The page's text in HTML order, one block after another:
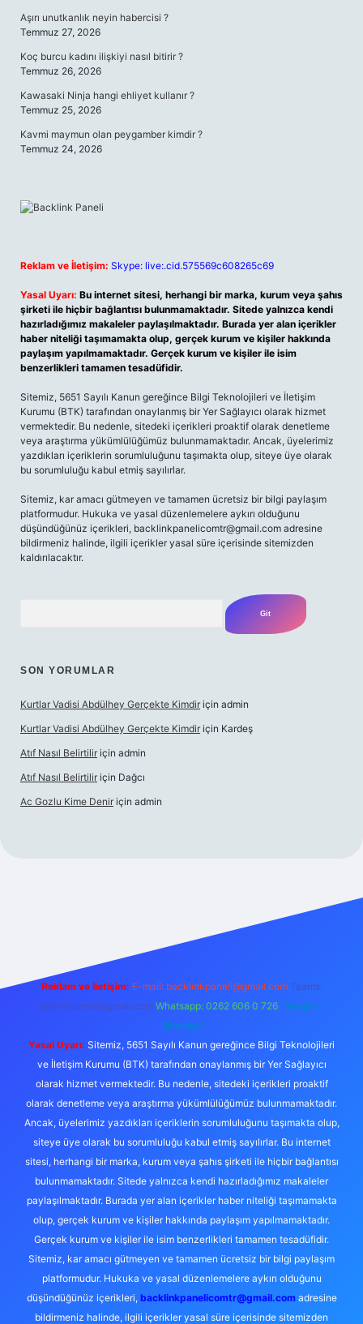
Aşırı unutkanlık neyin habercisi ?
Temmuz 27, 2026
Koç burcu kadını ilişkiyi nasıl bitirir ?
Temmuz 26, 2026
Kawasaki Ninja hangi ehliyet kullanır ?
Temmuz 25, 2026
Kavmi maymun olan peygamber kimdir ?
Temmuz 24, 2026
Reklam ve İletişim: Skype: live:.cid.575569c608265c69
Yasal Uyarı: Bu internet sitesi, herhangi bir marka, kurum veya şahıs
şirketi ile hiçbir bağlantısı bulunmamaktadır. Sitede yalnızca kendi
hazırladığımız makaleler paylaşılmaktadır. Burada yer alan içerikler
haber niteliği taşımamakta olup, gerçek kurum ve kişiler hakkında
paylaşım yapılmamaktadır. Gerçek kurum ve kişiler ile isim
benzerlikleri tamamen tesadüfidir.
Sitemiz, 5651 Sayılı Kanun gereğince Bilgi Teknolojileri ve İletişim
Kurumu (BTK) tarafından onaylanmış bir Yer Sağlayıcı olarak hizmet
vermektedir. Bu nedenle, sitedeki içerikleri proaktif olarak denetleme
veya araştırma yükümlülüğümüz bulunmamaktadır. Ancak, üyelerimiz
yazdıkları içeriklerin sorumluluğunu taşımakta olup, siteye üye olarak
bu sorumluluğu kabul etmiş sayılırlar.
Sitemiz, kar amacı gütmeyen ve tamamen ücretsiz bir bilgi paylaşım
platformudur. Hukuka ve yasal düzenlemelere aykırı olduğunu
düşündüğünüz içerikleri, backlinkpanelicomtr@gmail.com adresine
bildirmeniz halinde, ilgili içerikler yasal süre içerisinde sitemizden
kaldırılacaktır.
SON YORUMLAR
Kurtlar Vadisi Abdülhey Gerçekte Kimdir için admin
Kurtlar Vadisi Abdülhey Gerçekte Kimdir için Kardeş
Atıf Nasıl Belirtilir için admin
Atıf Nasıl Belirtilir için Dağcı
Ac Gozlu Kime Denir için admin
Reklam ve İletişim: E-mail: backlinkpaneli@gmail.com Teams:
forumhizmeti@gmail.com Whatsapp: 0262 606 0 726 Telegram:
@karabul
Yasal Uyarı: Sitemiz, 5651 Sayılı Kanun gereğince Bilgi Teknolojileri
ve İletişim Kurumu (BTK) tarafından onaylanmış bir Yer Sağlayıcı
olarak hizmet vermektedir. Bu nedenle, sitedeki içerikleri proaktif
olarak denetleme veya araştırma yükümlülüğümüz bulunmamaktadır.
Ancak, üyelerimiz yazdıkları içeriklerin sorumluluğunu taşımakta olup,
siteye üye olarak bu sorumluluğu kabul etmiş sayılırlar. Bu internet
sitesi, herhangi bir marka, kurum veya şahıs şirketi ile hiçbir bağlantısı
bulunmamaktadır. Sitede yalnızca kendi hazırladığımız makaleler
paylaşılmaktadır. Burada yer alan içerikler haber niteliği taşımamakta
olup, gerçek kurum ve kişiler hakkında paylaşım yapılmamaktadır.
Gerçek kurum ve kişiler ile isim benzerlikleri tamamen tesadüfidir.
Sitemiz, kar amacı gütmeyen ve tamamen ücretsiz bir bilgi paylaşım
platformudur. Hukuka ve yasal düzenlemelere aykırı olduğunu
düşündüğünüz içerikleri, backlinkpanelicomtr@gmail.comadresine
bildirmeniz halinde, ilgili içerikler yasal süre içerisinde sitemizden